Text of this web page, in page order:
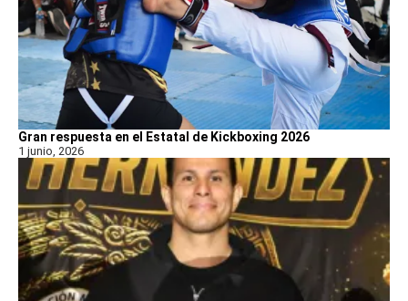
Gran respuesta en el Estatal de Kickboxing 2026
1 junio, 2026